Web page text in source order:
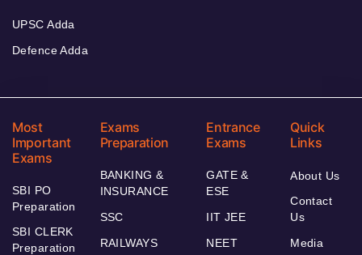
UPSC Adda
Defence Adda
Most
Important
Exams
SBI PO
Preparation
SBI CLERK
Preparation
Exams
Preparation
BANKING &
INSURANCE
SSC
RAILWAYS
Entrance
Exams
GATE &
ESE
IIT JEE
NEET
Quick
Links
About Us
Contact
Us
Media